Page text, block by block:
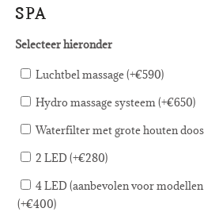
SPA
Selecteer hieronder
Luchtbel massage (+€590)
Hydro massage systeem (+€650)
Waterfilter met grote houten
2 LED (+€280)
4 LED (aanbevolen voor
(+€400)